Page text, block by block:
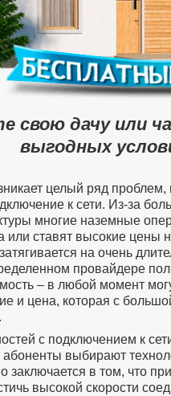
свою дачу или
выгодных
целый ряд
к сети. Из-за
многие наземные
или ставят высокие цены
на очень
провайдере
– в любой момент
и цена, которая с
с подключением к
выбирают
заключается в том, что
высокой скорости